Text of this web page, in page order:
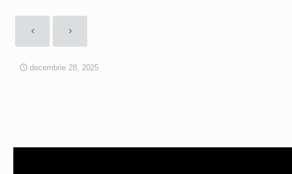
decembrie 28, 2025